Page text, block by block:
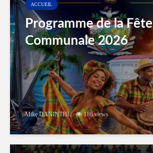
ACCUEIL
Programme de la Fête
Communale 2026
Mike DANINTHE 186 views